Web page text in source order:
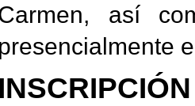
así
presencialmente